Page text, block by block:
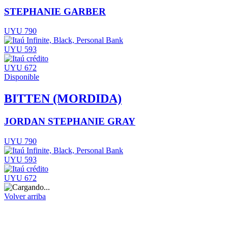
STEPHANIE GARBER
UYU 790
UYU 593
UYU 672
Disponible
BITTEN (MORDIDA)
JORDAN STEPHANIE GRAY
UYU 790
UYU 593
UYU 672
Volver arriba